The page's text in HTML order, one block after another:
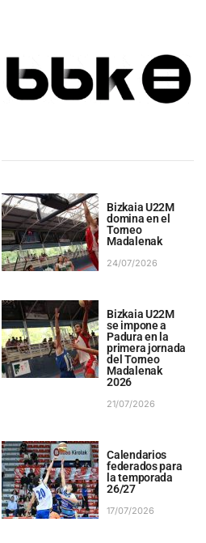
Bizkaia U22M
domina en el
Torneo
Madalenak
24/07/2026
Bizkaia U22M
se impone a
Padura en la
primera jornada
del Torneo
Madalenak
2026
21/07/2026
Calendarios
federados para
la temporada
26/27
17/07/2026